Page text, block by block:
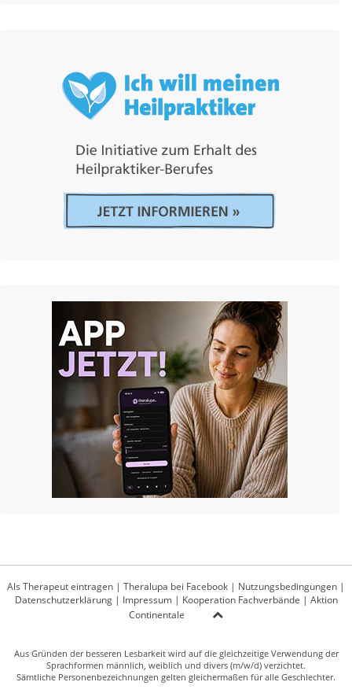
Als Therapeut eintragen | Theralupa bei Facebook | Nutzungsbedingungen |
Datenschutzerklärung| Impressum| Kooperation Fachverbände | Aktion
Continentale
Aus Gründen der besseren Lesbarkeit wird auf die gleichzeitige Verwendung der
Sprachformen männlich, weiblich und divers (m/w/d) verzichtet.
Sämtliche Personenbezeichnungen gelten gleichermaßen für alle Geschlechter.